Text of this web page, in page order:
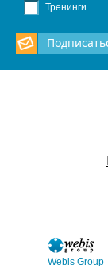
Тренинги
Webis Group